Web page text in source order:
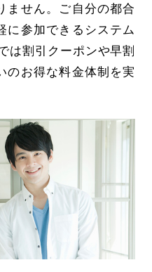
ません。ご自分の都合
に参加できるシステム
は割引クーポンや早割
のお得な料金体制を実